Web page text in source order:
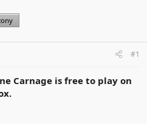
#1
Carnage is free to play on